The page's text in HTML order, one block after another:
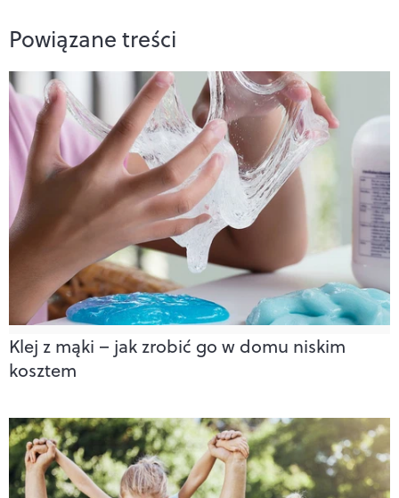
Powiązane treści
Klej z mąki – jak zrobić go w domu niskim
kosztem